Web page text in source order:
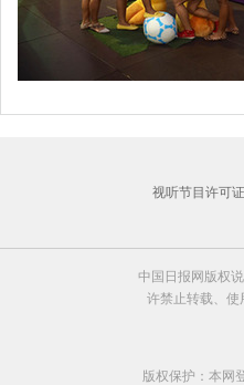
环法冠军海底骑车超帅 成骑车过英
世界各国球迷聚集巴西一享
视听节目许可
中国日报网版权
许禁止转载、使
版权保护：本网